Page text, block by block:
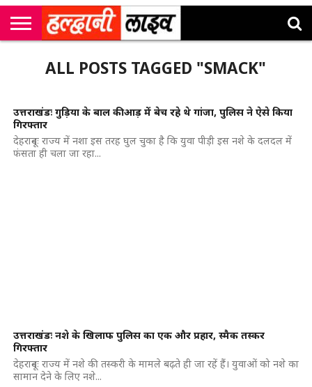
कॉर्नर
उत्तराखंड
मनोरंजन
सम्पादकीय
अलर्ट्सALL POSTS TAGGED "SMACK"
उत्तराखंडः गुड़िया के बाल की आड़ में बेच रहे थे गांजा, पुलिस ने ऐसे किया
गिरफ्तार
देहरादूनः राज्य में नशा इस तरह घुल चुका है कि युवा पीड़ी इस नशे के दलदल में
फंसता ही चला जा रहा...
उत्तराखंडः नशे के खिलाफ पुलिस का एक और प्रहार, स्मैक तस्कर
गिरफ्तार
देहरादूनः राज्य में नशे की तस्करी के मामले बढ़ते ही जा रहें हैं। युवाओं को नशे का
सामान देने के लिए नशे...